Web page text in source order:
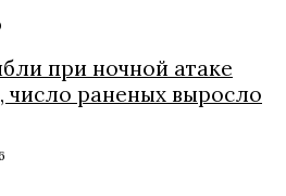
при ночной атаке
раненых выросло